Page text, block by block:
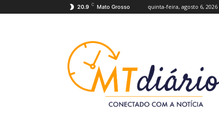
20.9 C Mato Grosso quinta-feira, agosto 6, 2026